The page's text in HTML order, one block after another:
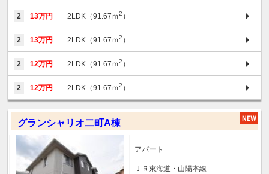
2 13万円 2LDK（91.67ｍ2 ）
2 13万円 2LDK（91.67ｍ2 ）
2 12万円 2LDK（91.67ｍ2 ）
2 12万円 2LDK（91.67ｍ2 ）
グランシャリオ二町A棟
アパート
ＪＲ東海道・山陽本線